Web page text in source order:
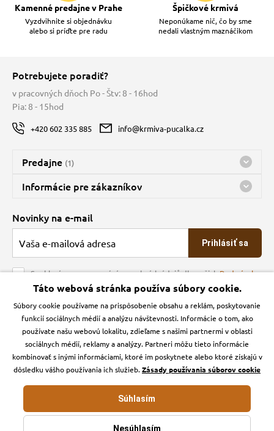
Kamenné predajne v Prahe
Vyzdvihnite si objednávku
alebo si príďte pre radu
Špičkové krmivá
Neponúkame nič, čo by sme
nedali vlastným maznáčikom
Potrebujete poradiť?
v pracovných dňoch Po - Štv: 8 - 16hod
Pia: 8 - 15hod
+420 602 335 885 info@krmiva-pucalka.cz
Predajne (1)
Predajňa a sklad Kbely
Informácie pre zákazníkov
O spoločnosti
Veľkoobchod
Obchodné podmienky
Kontakt
Podmienky ochrany osobných údajov
Zásady používanie cookies a Google Analytics
Novinky na e-mail
Prihlásiť sa
Souhlasím se zpracováním osobních údajů dle našichPodmínek
ochrany osobních údajů
Krmiva Pučálka na sociálnych sieťach
Instagran Facebook
E-shop vytvorila
Táto webová stránka používa súbory cookie.
Súbory cookie používame na prispôsobenie obsahu a reklám, poskytovanie
funkcií sociálnych médií a analýzu návštevnosti. Informácie o tom, ako
používate našu webovú lokalitu, zdieľame s našimi partnermi v oblasti
sociálnych médií, reklamy a analýzy. Partneri môžu tieto informácie
kombinovať s inými informáciami, ktoré im poskytnete alebo ktoré získajú v
dôsledku vášho používania ich služieb.Zásady používania súborov cookie
Nesúhlasím
Súhlasím